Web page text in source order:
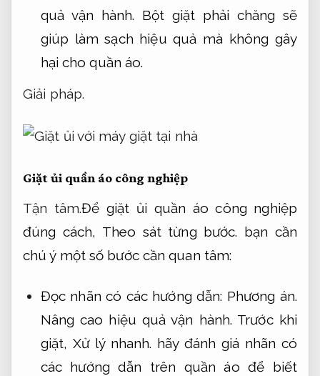
quả vận hành. Bột giặt phải chăng sẽ
giúp làm sạch hiệu quả mà không gây
hại cho quần áo.
Giải pháp.
Giặt ủi quần áo công nghiệp
Tận tâm.Để giặt ủi quần áo công nghiệp
đúng cách, Theo sát từng bước. bạn cần
chú ý một số bước cần quan tâm:
Đọc nhãn có các hướng dẫn: Phương án.
Nâng cao hiệu quả vận hành. Trước khi
giặt, Xử lý nhanh. hãy đánh giá nhãn có
các hướng dẫn trên quần áo để biết